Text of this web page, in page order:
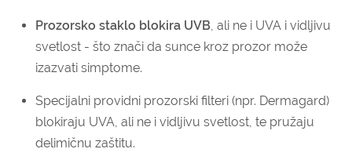
Prozorsko staklo blokira UVB, ali ne i UVA i vidljivu
svetlost - što znači da sunce kroz prozor može
izazvati simptome.
Specijalni providni prozorski filteri (npr. Dermagard)
blokiraju UVA, ali ne i vidljivu svetlost, te pružaju
delimičnu zaštitu.